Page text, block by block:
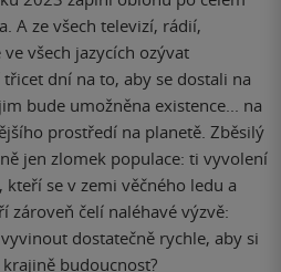
A ze všech televizí, rádií,
všech jazycích ozývat
dní na to, aby se dostali na
bude umožněna existence... na
prostředí na planetě. Zběsilý
jen zlomek populace: ti vyvolení
se v zemi věčného ledu a
zároveň čelí naléhavé výzvě:
dostatečně rychle, aby si
budoucnost?